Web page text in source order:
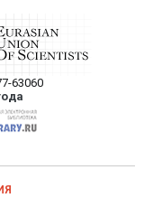
—
статей в
журнале
63060
научных статей в